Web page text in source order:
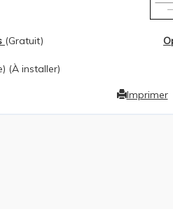
(Gratuit)
(À installer)
Imprimer